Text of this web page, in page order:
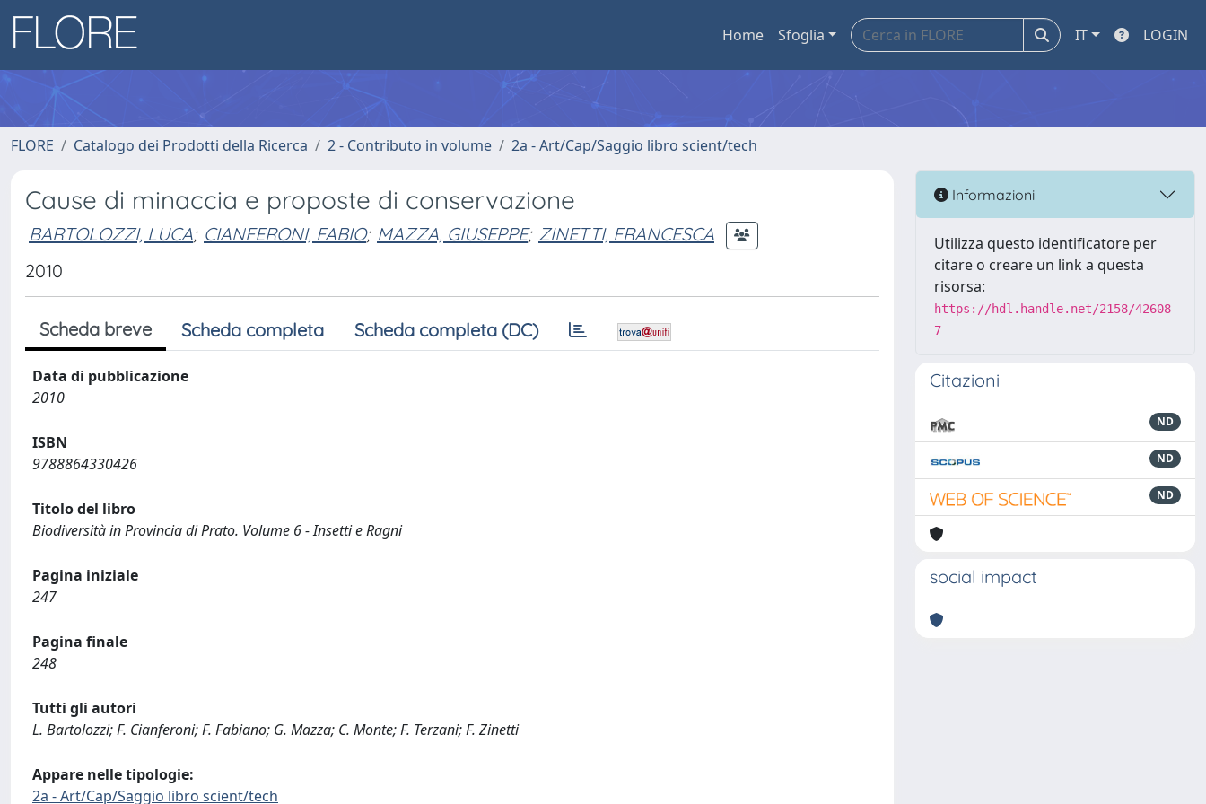
Home Sfoglia IT LOGIN
FLORE Catalogo dei Prodotti della Ricerca 2 - Contributo in volume 2a - Art/Cap/Saggio libro scient/tech
Cause di minaccia e proposte di conservazione
BARTOLOZZI, LUCA; CIANFERONI, FABIO; MAZZA, GIUSEPPE; ZINETTI, FRANCESCA
2010
Scheda breve Scheda completa Scheda completa (DC)
Data di pubblicazione
2010
ISBN
9788864330426
Titolo del libro
Biodiversità in Provincia di Prato. Volume 6 - Insetti e Ragni
Pagina iniziale
247
Pagina finale
248
Tutti gli autori
L. Bartolozzi; F. Cianferoni; F. Fabiano; G. Mazza; C. Monte; F. Terzani; F. Zinetti
Appare nelle tipologie:
2a - Art/Cap/Saggio libro scient/tech
Informazioni
Utilizza questo identificatore per
citare o creare un link a questa
risorsa:
https://hdl.handle.net/2158/42608
7
Citazioni
ND
ND
ND
social impact